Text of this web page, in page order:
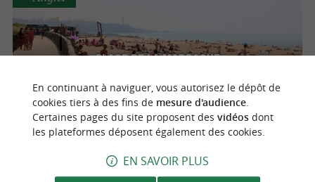
Plage de la Madrague
Anglet
En continuant à naviguer, vous autorisez le dépôt de
cookies tiers à des fins de mesure d'audience.
Certaines pages du site proposent des vidéosdont
les plateformes déposent également des cookies.
EN SAVOIR PLUS